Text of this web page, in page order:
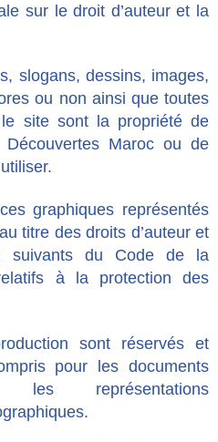
sur le droit d’auteur et la
slogans, dessins, images,
ou non ainsi que toutes
site sont la propriété de
Découvertes Maroc ou de
graphiques représentés
titre des droits d’auteur et
suivants du Code de la
à la protection des
sont réservés et
pour les documents
les représentations